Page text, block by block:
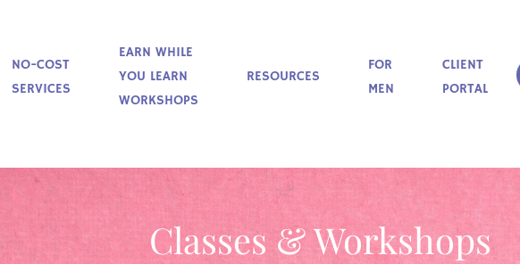
NO-COST
SERVICES
EARN WHILE
YOU LEARN
WORKSHOPS
RESOURCES
FOR
MEN
CLIENT
PORTAL
Classes & Workshops